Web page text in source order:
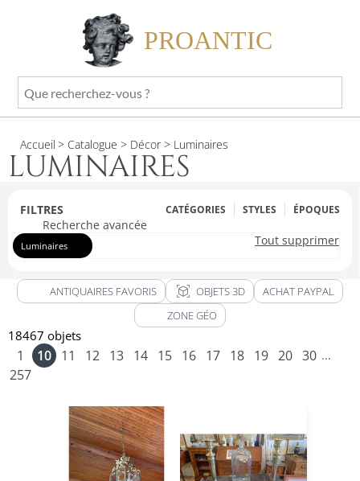
PROANTIC
Que
recherchez-
?
Accueil > Catalogue > Décor> Luminaires
LUMINAIRES
FILTRES CATÉGORIES STYLES ÉPOQUES
Recherche avancée
Tout supprimer
Luminaires
ANTIQUAIRES FAVORIS view_in_ar OBJETS 3D
ACHAT PAYPAL
ZONE GÉO
18467 objets
1 10 11 12 13 14 15 16 17 18 19 20 30 ...
257